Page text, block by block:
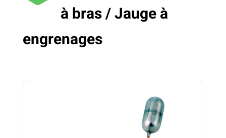
à bras / Jauge à
engrenages